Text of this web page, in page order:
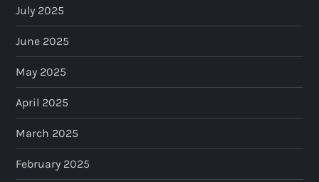
July 2025
June 2025
May 2025
April 2025
March 2025
February 2025